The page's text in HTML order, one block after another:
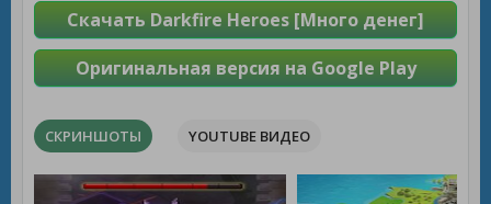
Скачать Darkfire Heroes [Много денег]
Оригинальная версия на Google Play
СКРИНШОТЫ YOUTUBE ВИДЕО